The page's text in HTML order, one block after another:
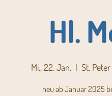
Hl.
Mi., 22. Jan.
  |
St.
neu ab Januar 2025